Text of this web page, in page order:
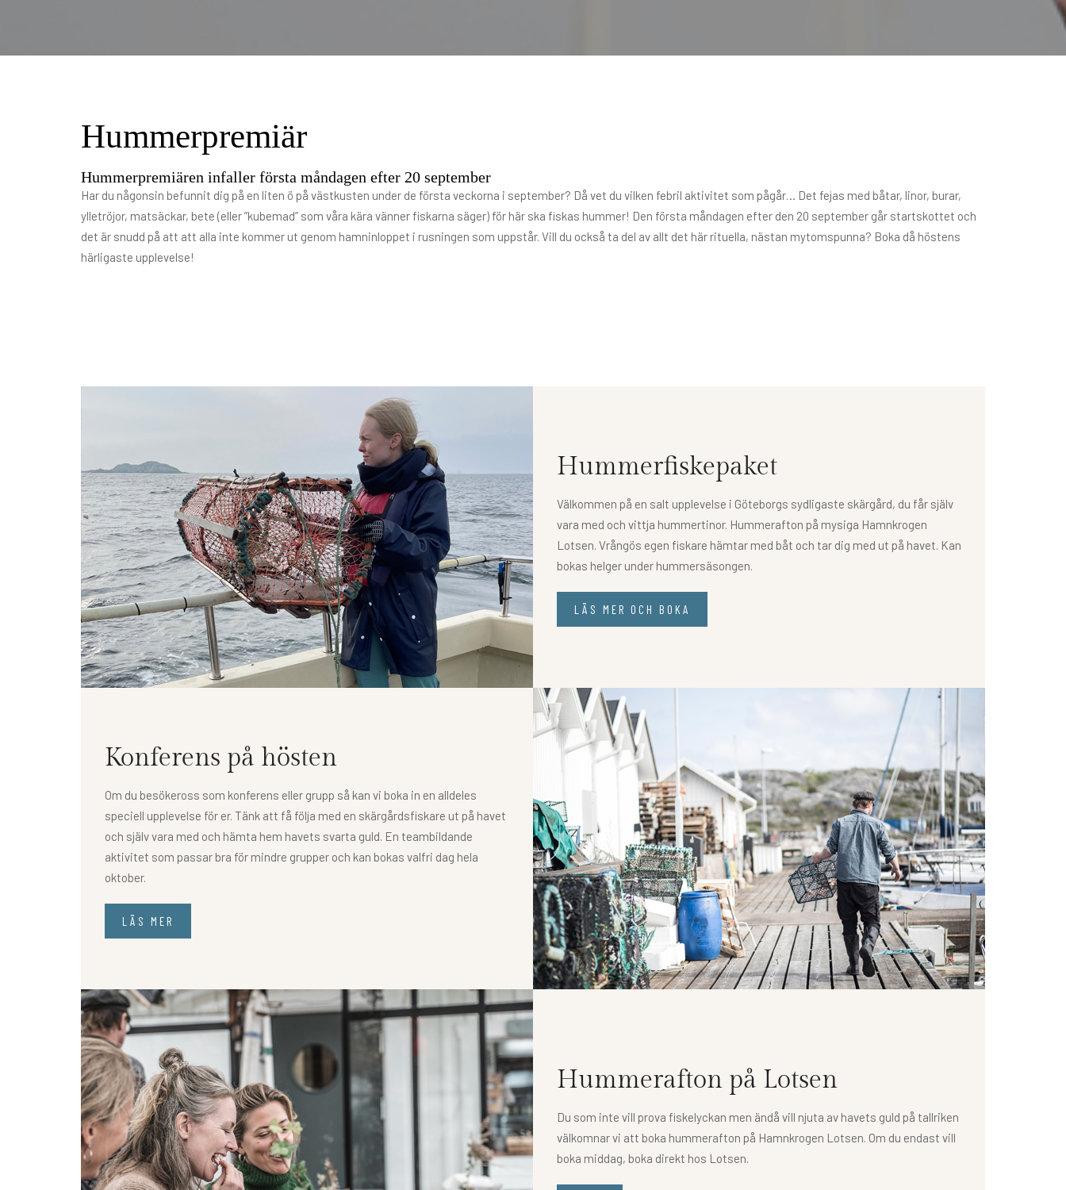
Hummerpremiär
Hummerpremiären infaller första måndagen efter 20 september
Har du någonsin befunnit dig på en liten ö på västkusten under de första veckorna i september? Då vet du vilken febril aktivitet som pågår… Det fejas med båtar, linor, burar,
ylletröjor, matsäckar, bete (eller ”kubemad” som våra kära vänner fiskarna säger) för här ska fiskas hummer! Den första måndagen efter den 20 september går startskottet och
det är snudd på att att alla inte kommer ut genom hamninloppet i rusningen som uppstår. Vill du också ta del av allt det här rituella, nästan mytomspunna? Boka då höstens
härligaste upplevelse!
Hummerfiskepaket
Välkommen på en salt upplevelse i Göteborgs sydligaste skärgård, du får själv
vara med och vittja hummertinor. Hummerafton på mysiga Hamnkrogen
Lotsen. Vrångös egen fiskare hämtar med båt och tar dig med ut på havet. Kan
bokas helger under hummersäsongen.
LÄS MER OCH BOKA
Konferens på hösten
Om du besökeross som konferens eller grupp så kan vi boka in en alldeles
speciell upplevelse för er. Tänk att få följa med en skärgårdsfiskare ut på havet
och själv vara med och hämta hem havets svarta guld. En teambildande
aktivitet som passar bra för mindre grupper och kan bokas valfri dag hela
oktober.
LÄS MER
Hummerafton på Lotsen
Du som inte vill prova fiskelyckan men ändå vill njuta av havets guld på tallriken
välkomnar vi att boka hummerafton på Hamnkrogen Lotsen. Om du endast vill
boka middag, boka direkt hos Lotsen.